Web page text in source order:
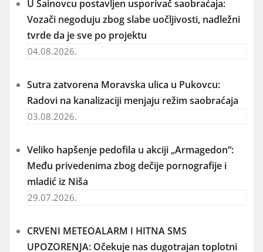
U Šainovcu postavljen usporivač saobraćaja:
Vozači negoduju zbog slabe uočljivosti, nadležni
tvrde da je sve po projektu
04.08.2026.
Sutra zatvorena Moravska ulica u Pukovcu:
Radovi na kanalizaciji menjaju režim saobraćaja
03.08.2026.
Veliko hapšenje pedofila u akciji „Armagedon“:
Među privedenima zbog dečije pornografije i
mladić iz Niša
29.07.2026.
CRVENI METEOALARM I HITNA SMS
UPOZORENJA: Očekuje nas dugotrajan toplotni